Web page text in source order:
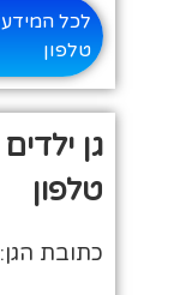
לכל המידע
טלפון
גן
טלפון
כתובת הגן: